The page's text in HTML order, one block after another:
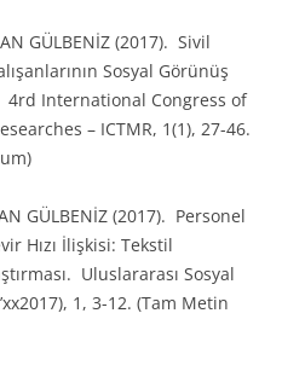
GÜLBENİZ (2017). Sivil
Sosyal Görünüş
4rd International Congress of
– ICTMR, 1(1), 27-46.
GÜLBENİZ (2017). Personel
Hızı İlişkisi: Tekstil
Uluslararası Sosyal
1, 3-12. (Tam Metin